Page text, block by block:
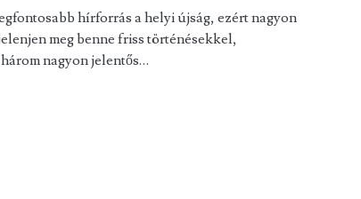
hírforrás a helyi újság, ezért nagyon
meg benne friss történésekkel,
nagyon jelentős…